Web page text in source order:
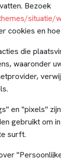
Bezoek
situatie/
cookies en
die
waaronder
en "pixels"
gebruikt om
surft.